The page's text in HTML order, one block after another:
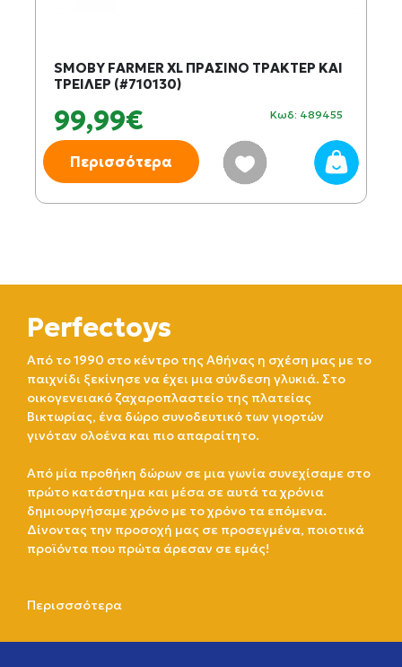
SMOBY FARMER XL ΠΡΑΣΙΝΟ ΤΡΑΚΤΕΡ ΚΑΙ
ΤΡΕΙΛΕΡ (#710130)
99,99€ Κωδ: 489455
Περισσότερα
Perfectoys
Από το 1990 στο κέντρο της Αθήνας η σχέση μας με το
παιχνίδι ξεκίνησε να έχει μια σύνδεση γλυκιά. Στο
οικογενειακό ζαχαροπλαστείο της πλατείας
Βικτωρίας, ένα δώρο συνοδευτικό των γιορτών
γινόταν ολοένα και πιο απαραίτητο.
Από μία προθήκη δώρων σε μια γωνία συνεχίσαμε στο
πρώτο κατάστημα και μέσα σε αυτά τα χρόνια
δημιουργήσαμε χρόνο με το χρόνο τα επόμενα.
Δίνοντας την προσοχή μας σε προσεγμένα, ποιοτικά
προϊόντα που πρώτα άρεσαν σε εμάς!
Περισσσότερα